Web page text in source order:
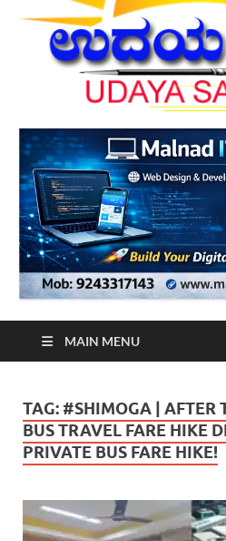
MAIN MENU
TAG: #SHIMOGA | AFTER
BUS TRAVEL FARE HIKE
PRIVATE BUS FARE HIKE!